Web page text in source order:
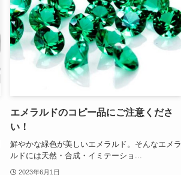
エメラルドのコピー品にご注意くださ
い！
鮮やかな緑色が美しいエメラルド。そんなエメラ
ルドには天然・合成・イミテーショ...
2023年6月1日